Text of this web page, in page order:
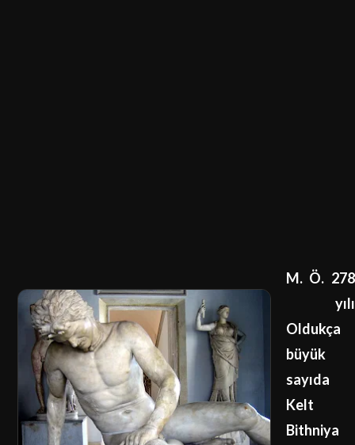
M. Ö. 278
yılı
Oldukça
büyük
sayıda
Kelt
Bithniya